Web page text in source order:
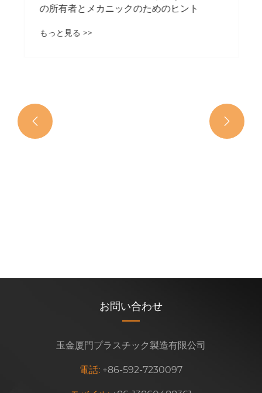
 
お問い合わせ
玉金厦門プラスチック製造有限公司
電話: +86-592-7230097